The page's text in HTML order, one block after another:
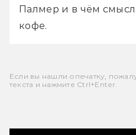
Палмер и в чём
кофе.
Если вы нашли опечатку,
текста и нажмите Ctrl+Enter.